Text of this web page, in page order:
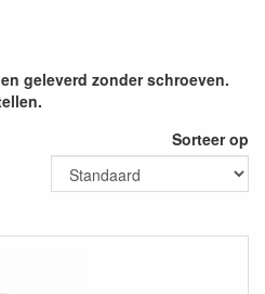
geleverd zonder schroeven.
Sorteer op